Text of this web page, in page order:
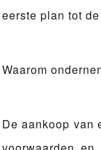
eerste plan tot
Waarom
De aankoop van